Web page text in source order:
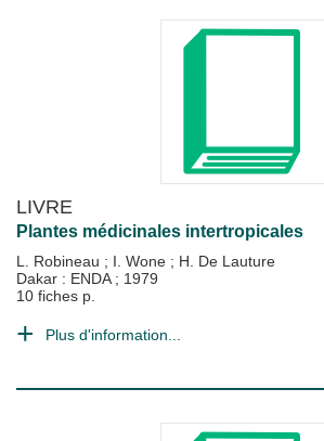
LIVRE
Plantes médicinales intertropicales
L. Robineau ; I. Wone ; H. De Lauture
Dakar : ENDA ; 1979
10 fiches p.
Plus d'information...